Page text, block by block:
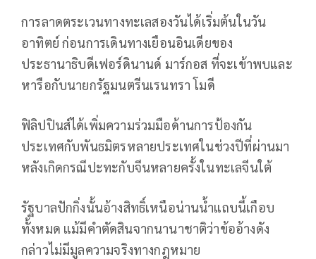
การลาดตระเวนทางทะเลสองวันได้เริ่มต้นในวัน
อาทิตย์ ก่อนการเดินทางเยือนอินเดียของ
ประธานาธิบดีเฟอร์ดินานด์ มาร์กอส ที่จะเข้าพบและ
หารือกับนายกรัฐมนตรีนเรนทรา โมดี
ฟิลิปปินส์ได้เพิ่มความร่วมมือด้านการป้องกัน
ประเทศกับพันธมิตรหลายประเทศในช่วงปีที่ผ่านมา
หลังเกิดกรณีปะทะกับจีนหลายครั้งในทะเลจีนใต้
รัฐบาลปักกิ่งนั้นอ้างสิทธิ์เหนือน่านน้ำแถบนี้เกือบ
ทั้งหมด แม้มีคำตัดสินจากนานาชาติว่าข้ออ้างดัง
กล่าวไม่มีมูลความจริงทางกฎหมาย